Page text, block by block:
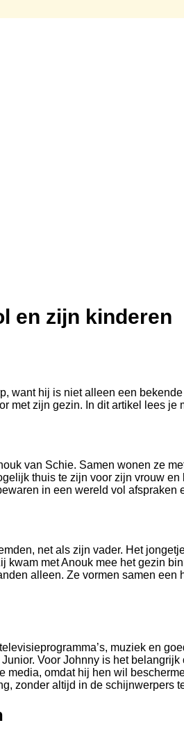
en zijn kinderen
hij is niet alleen een
met zijn gezin. In dit artikel lees
van Schie. Samen wonen ze
thuis te zijn voor zijn vrouw
in een wereld vol afspraken
net als zijn vader. Het
met Anouk mee het gezin
alleen. Ze vormen samen
muziek en
Voor Johnny is het
omdat hij hen wil
zonder altijd in de schijnwerpers